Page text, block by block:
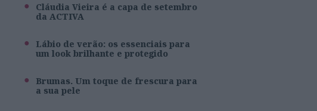
Cláudia Vieira é a capa de setembro
da ACTIVA
Lábio de verão: os essenciais para
um look brilhante e protegido
Brumas. Um toque de frescura para
a sua pele